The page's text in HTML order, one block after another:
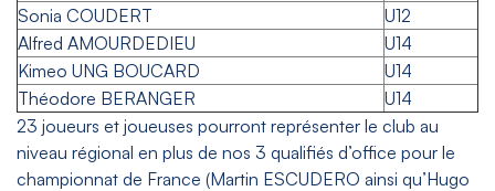
Sonia COUDERT
U12
Alfred AMOURDEDIEU
U14
Kimeo UNG BOUCARD
U14
Théodore BERANGER
U14
23 joueurs et joueuses pourront représenter le club au
niveau régional en plus de nos 3 qualifiés d’office pour le
championnat de France (Martin ESCUDERO ainsi qu’Hugo